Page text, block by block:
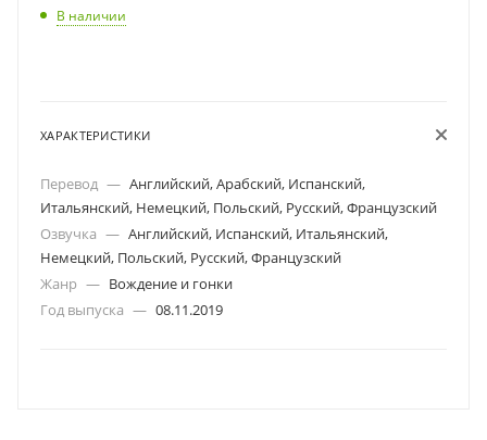
В наличии
ХАРАКТЕРИСТИКИ
Перевод — Английский, Арабский, Испанский,
Итальянский, Немецкий, Польский, Русский, Французский
Озвучка — Английский, Испанский, Итальянский,
Немецкий, Польский, Русский, Французский
Жанр — Вождение и гонки
Год выпуска — 08.11.2019